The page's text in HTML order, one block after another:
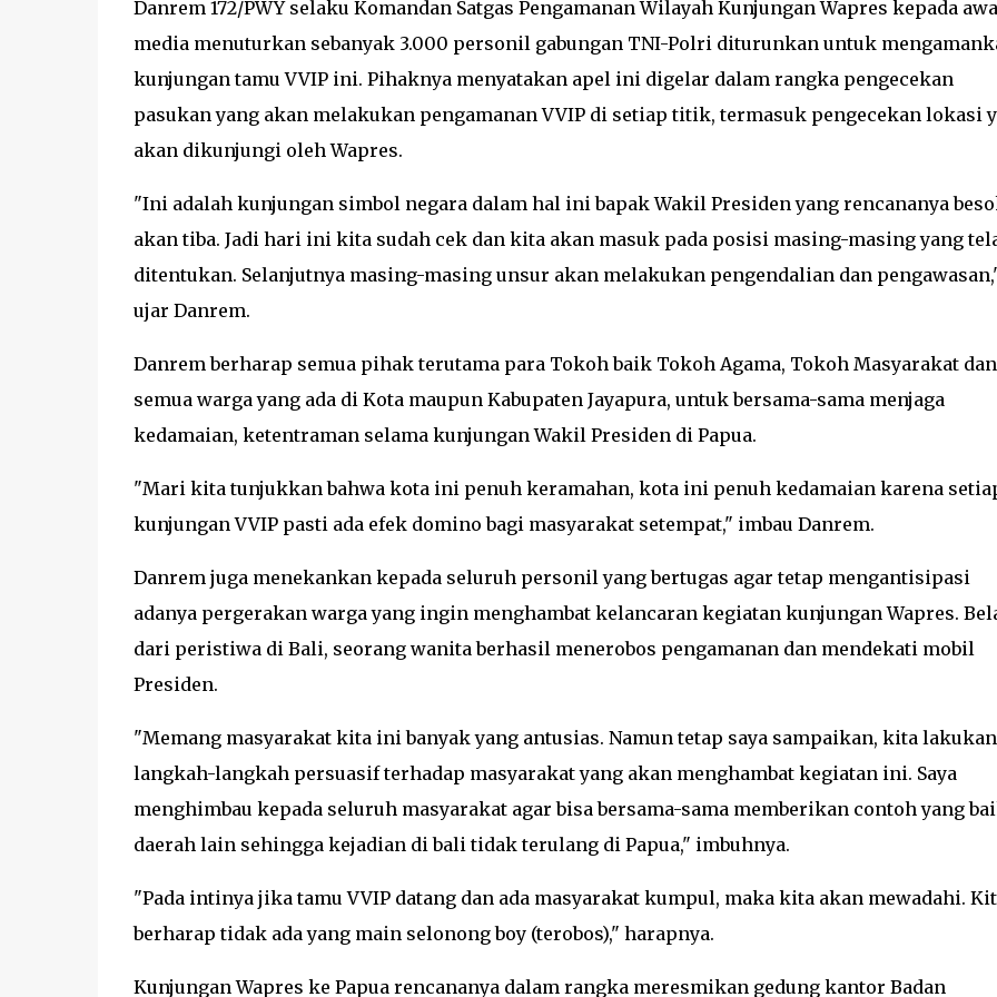
Danrem 172/PWY selaku Komandan Satgas Pengamanan Wilayah Kunjungan Wapres kepada
media menuturkan sebanyak 3.000 personil gabungan TNI-Polri diturunkan untuk
kunjungan tamu VVIP ini. Pihaknya menyatakan apel ini digelar dalam rangka pengecekan
pasukan yang akan melakukan pengamanan VVIP di setiap titik, termasuk pengecekan lokasi
akan dikunjungi oleh Wapres.
"Ini adalah kunjungan simbol negara dalam hal ini bapak Wakil Presiden yang rencananya
akan tiba. Jadi hari ini kita sudah cek dan kita akan masuk pada posisi masing-masing yang
ditentukan. Selanjutnya masing-masing unsur akan melakukan pengendalian dan
ujar Danrem.
Danrem berharap semua pihak terutama para Tokoh baik Tokoh Agama, Tokoh Masyarakat dan
semua warga yang ada di Kota maupun Kabupaten Jayapura, untuk bersama-sama menjaga
kedamaian, ketentraman selama kunjungan Wakil Presiden di Papua.
"Mari kita tunjukkan bahwa kota ini penuh keramahan, kota ini penuh kedamaian karena
kunjungan VVIP pasti ada efek domino bagi masyarakat setempat," imbau Danrem.
Danrem juga menekankan kepada seluruh personil yang bertugas agar tetap mengantisipasi
adanya pergerakan warga yang ingin menghambat kelancaran kegiatan kunjungan Wapres.
dari peristiwa di Bali, seorang wanita berhasil menerobos pengamanan dan mendekati mobil
Presiden.
"Memang masyarakat kita ini banyak yang antusias. Namun tetap saya sampaikan, kita lakukan
langkah-langkah persuasif terhadap masyarakat yang akan menghambat kegiatan ini. Saya
menghimbau kepada seluruh masyarakat agar bisa bersama-sama memberikan contoh yang
daerah lain sehingga kejadian di bali tidak terulang di Papua," imbuhnya.
"Pada intinya jika tamu VVIP datang dan ada masyarakat kumpul, maka kita akan mewadahi.
berharap tidak ada yang main selonong boy (terobos)," harapnya.
Kunjungan Wapres ke Papua rencananya dalam rangka meresmikan gedung kantor Badan